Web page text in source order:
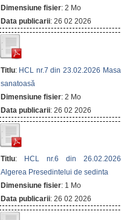
Dimensiune fisier: 2 Mo
Data publicarii: 26 02 2026
Titlu: HCL nr.7 din 23.02.2026 Masa
sanatoasă
Dimensiune fisier: 2 Mo
Data publicarii: 26 02 2026
Titlu: HCL nr.6 din 26.02.2026
Algerea Presedintelui de sedinta
Dimensiune fisier: 1 Mo
Data publicarii: 26 02 2026